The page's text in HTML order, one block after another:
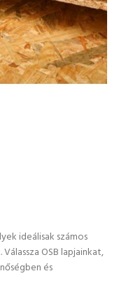
ideálisak számos
OSB lapjainkat,
és